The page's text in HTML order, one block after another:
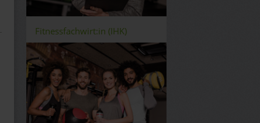
Fitnessfachwirt:in (IHK)